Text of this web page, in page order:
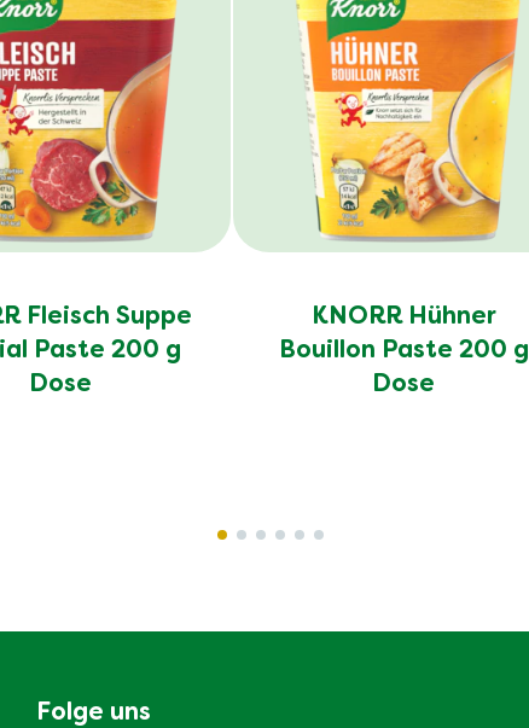
Fleisch Suppe
Paste 200 g
Dose
KNORR Hühner
Bouillon Paste 200 g
Dose
Folge uns